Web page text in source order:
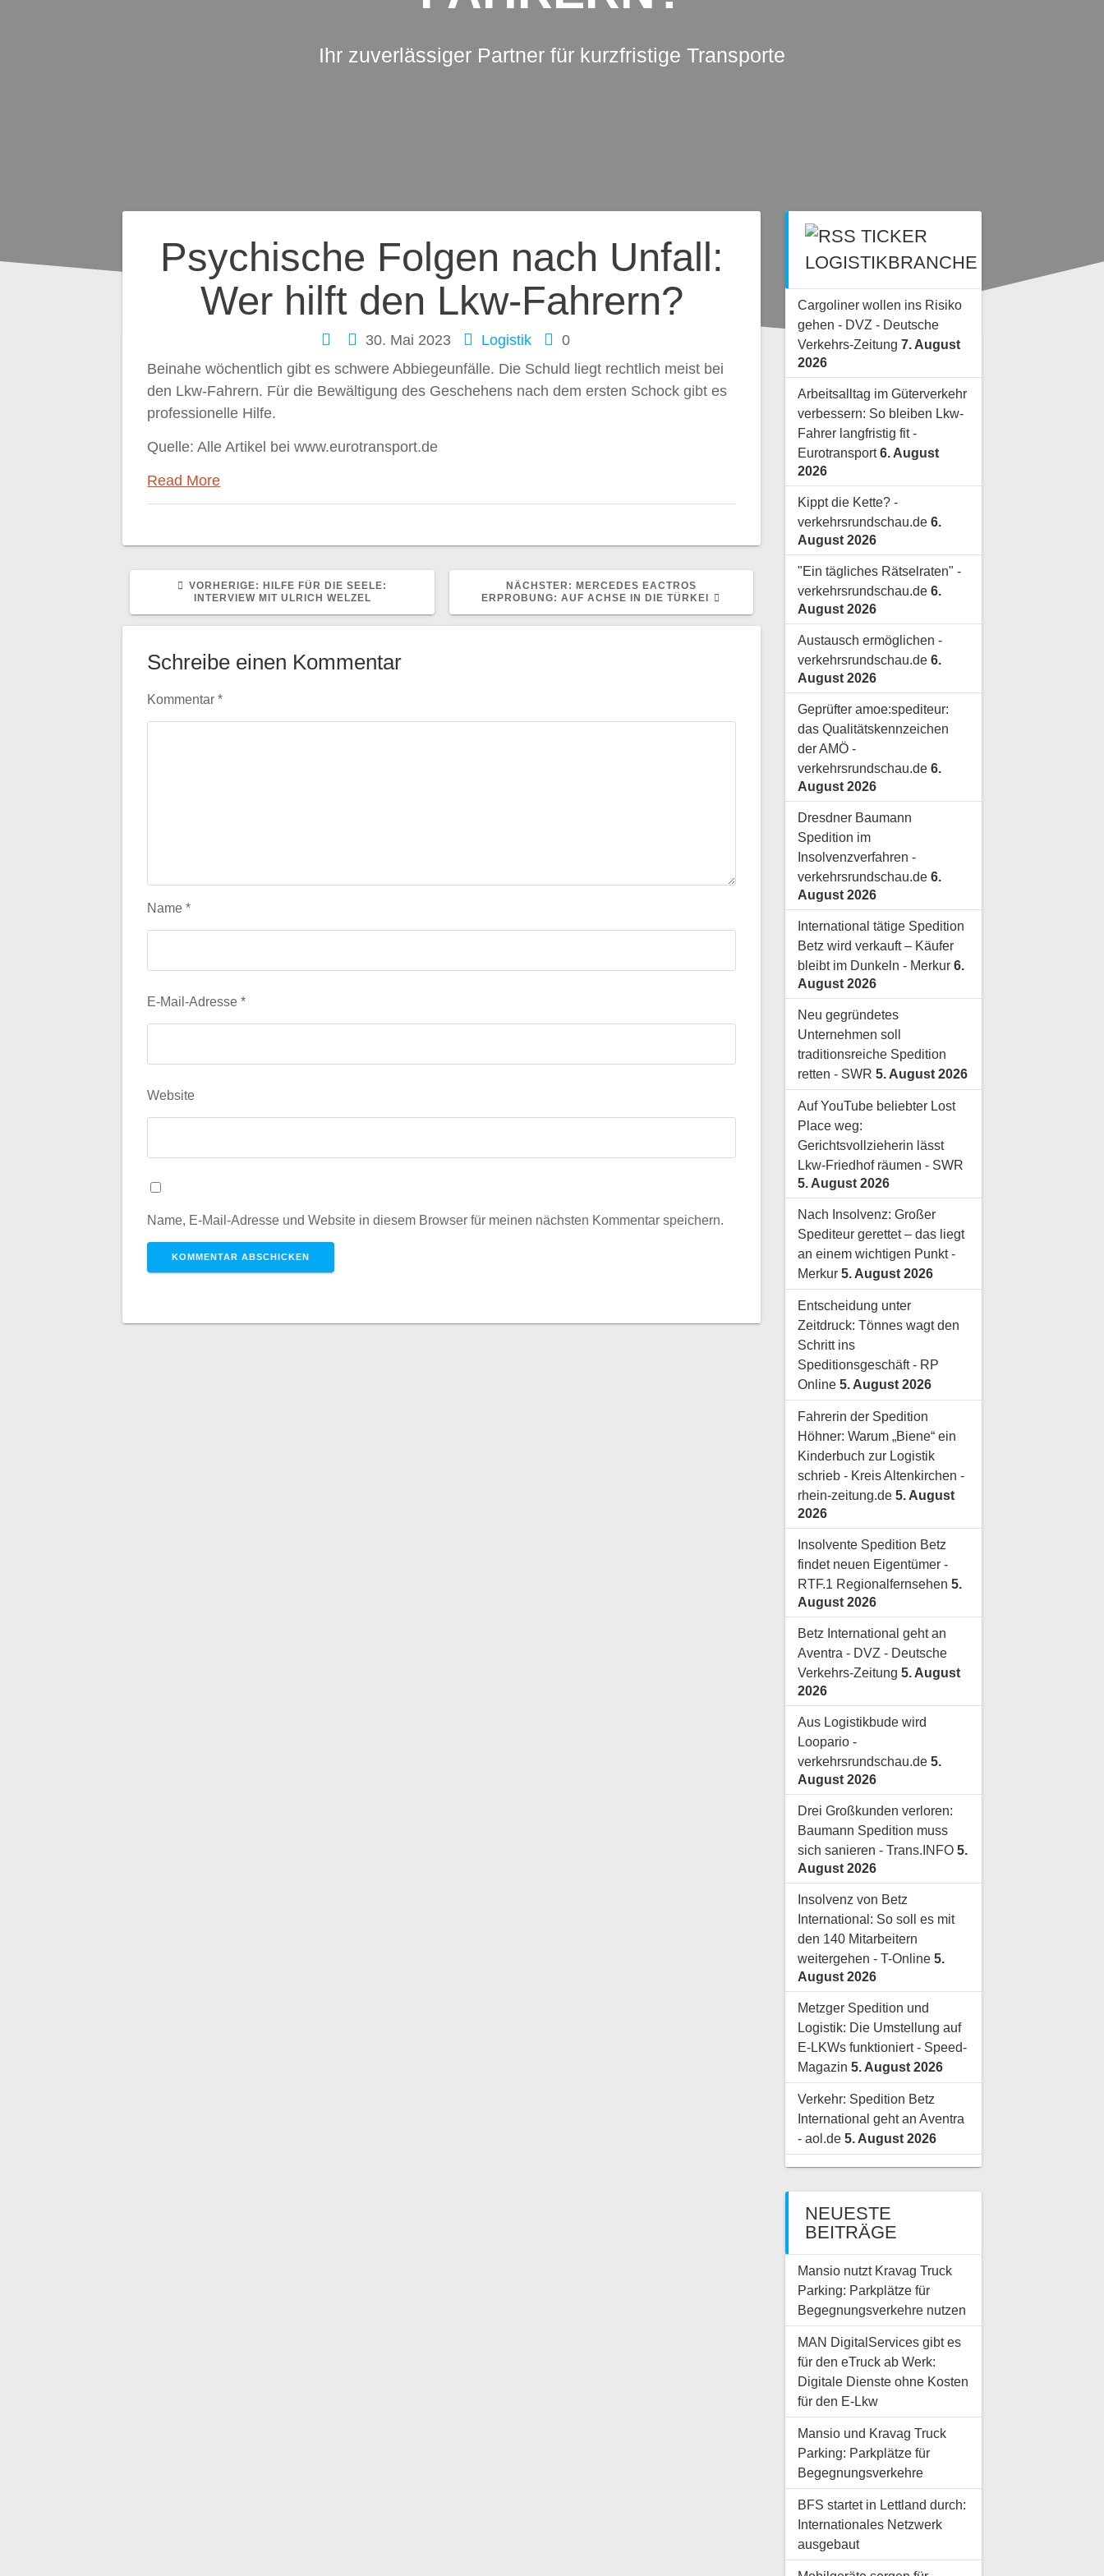
Ihr zuverlässiger Partner für kurzfristige Transporte
Psychische Folgen nach Unfall:
Wer hilft den Lkw-Fahrern?
30. Mai 2023 Logistik
0
Beinahe wöchentlich gibt es schwere Abbiegeunfälle. Die Schuld liegt rechtlich meist bei
den Lkw-Fahrern. Für die Bewältigung des Geschehens nach dem ersten Schock gibt es
professionelle Hilfe.
Quelle: Alle Artikel bei www.eurotransport.de
Read More
Beitragsnavigation
VORHERIGE: VORHERIGER
BEITRAG:
HILFE FÜR DIE SEELE:
INTERVIEW MIT ULRICH WELZEL
NÄCHSTER: NÄCHSTER
BEITRAG:
MERCEDES EACTROS
ERPROBUNG: AUF ACHSE IN DIE TÜRKEI
Schreibe einen Kommentar
Kommentar*
Name*
E-Mail-Adresse*
Website
Name, E-Mail-Adresse und Website in diesem Browser für meinen nächsten Kommentar speichern.
TICKER
LOGISTIKBRANCHE
Cargoliner wollen ins Risiko
gehen - DVZ - Deutsche
Verkehrs-Zeitung 7. August
2026
Arbeitsalltag im Güterverkehr
verbessern: So bleiben Lkw-
Fahrer langfristig fit -
Eurotransport 6. August
2026
Kippt die Kette? -
verkehrsrundschau.de 6.
August 2026
"Ein tägliches Rätselraten" -
verkehrsrundschau.de 6.
August 2026
Austausch ermöglichen -
verkehrsrundschau.de 6.
August 2026
Geprüfter amoe:spediteur:
das Qualitätskennzeichen
der AMÖ -
verkehrsrundschau.de 6.
August 2026
Dresdner Baumann
Spedition im
Insolvenzverfahren -
verkehrsrundschau.de 6.
August 2026
International tätige Spedition
Betz wird verkauft – Käufer
bleibt im Dunkeln - Merkur 6.
August 2026
Neu gegründetes
Unternehmen soll
traditionsreiche Spedition
retten - SWR 5. August 2026
Auf YouTube beliebter Lost
Place weg:
Gerichtsvollzieherin lässt
Lkw-Friedhof räumen - SWR
5. August 2026
Nach Insolvenz: Großer
Spediteur gerettet – das liegt
an einem wichtigen Punkt -
Merkur 5. August 2026
Entscheidung unter
Zeitdruck: Tönnes wagt den
Schritt ins
Speditionsgeschäft - RP
Online 5. August 2026
Fahrerin der Spedition
Höhner: Warum „Biene“ ein
Kinderbuch zur Logistik
schrieb - Kreis Altenkirchen -
rhein-zeitung.de 5. August
2026
Insolvente Spedition Betz
findet neuen Eigentümer -
RTF.1 Regionalfernsehen 5.
August 2026
Betz International geht an
Aventra - DVZ - Deutsche
Verkehrs-Zeitung 5. August
2026
Aus Logistikbude wird
Loopario -
verkehrsrundschau.de 5.
August 2026
Drei Großkunden verloren:
Baumann Spedition muss
sich sanieren - Trans.INFO 5.
August 2026
Insolvenz von Betz
International: So soll es mit
den 140 Mitarbeitern
weitergehen - T-Online 5.
August 2026
Metzger Spedition und
Logistik: Die Umstellung auf
E-LKWs funktioniert - Speed-
Magazin 5. August 2026
Verkehr: Spedition Betz
International geht an Aventra
- aol.de 5. August 2026
NEUESTE
BEITRÄGE
Mansio nutzt Kravag Truck
Parking: Parkplätze für
Begegnungsverkehre nutzen
MAN DigitalServices gibt es
für den eTruck ab Werk:
Digitale Dienste ohne Kosten
für den E-Lkw
Mansio und Kravag Truck
Parking: Parkplätze für
Begegnungsverkehre
BFS startet in Lettland durch:
Internationales Netzwerk
ausgebaut